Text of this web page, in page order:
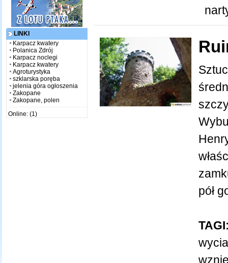
LINKI
Karpacz kwatery
Polanica Zdrój
Karpacz noclegi
Karpacz kwatery
Agroturystyka
szklarska poręba
jelenia góra ogłoszenia
Zakopane
Zakopane, polen
Online: (1)
pół